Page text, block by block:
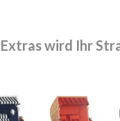
wird Ihr